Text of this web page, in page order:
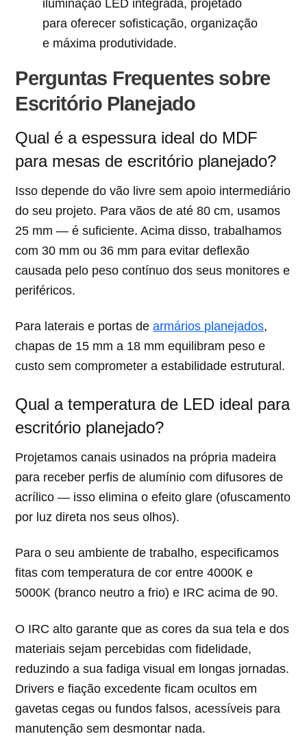
iluminação LED integrada, projetado
para oferecer sofisticação, organização
e máxima produtividade.
Perguntas Frequentes sobre
Escritório Planejado
Qual é a espessura ideal do MDF
para mesas de escritório planejado?
Isso depende do vão livre sem apoio intermediário
do seu projeto. Para vãos de até 80 cm, usamos
25 mm — é suficiente. Acima disso, trabalhamos
com 30 mm ou 36 mm para evitar deflexão
causada pelo peso contínuo dos seus monitores e
periféricos.
Para laterais e portas dearmários planejados,
chapas de 15 mm a 18 mm equilibram peso e
custo sem comprometer a estabilidade estrutural.
Qual a temperatura de LED ideal para
escritório planejado?
Projetamos canais usinados na própria madeira
para receber perfis de alumínio com difusores de
acrílico — isso elimina o efeito glare (ofuscamento
por luz direta nos seus olhos).
Para o seu ambiente de trabalho, especificamos
fitas com temperatura de cor entre 4000K e
5000K (branco neutro a frio) e IRC acima de 90.
O IRC alto garante que as cores da sua tela e dos
materiais sejam percebidas com fidelidade,
reduzindo a sua fadiga visual em longas jornadas.
Drivers e fiação excedente ficam ocultos em
gavetas cegas ou fundos falsos, acessíveis para
manutenção sem desmontar nada.